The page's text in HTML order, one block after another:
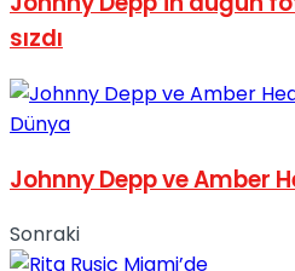
sızdı
Dünya
Johnny Depp ve Amber
Sonraki